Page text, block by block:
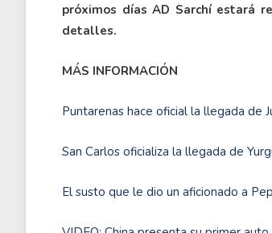
próximos días AD Sarchí estará
detalles.
MÁS INFORMACIÓN
Puntarenas hace oficial la llegada de
San Carlos oficializa la llegada de
El susto que le dio un aficionado a